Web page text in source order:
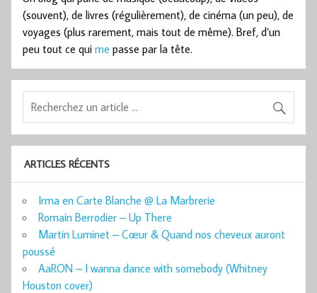
(souvent), de livres (régulièrement), de cinéma (un peu), de
voyages (plus rarement, mais tout de même). Bref, d’un
peu tout ce qui me passe par la tête.
ARTICLES RÉCENTS
Irma en Carte Blanche @ La Marbrerie
Romain Berrodier – Up There
Martin Luminet – Cœur & Quand nos cheveux auront
poussé
AaRON – I wanna dance with somebody (Whitney
Houston cover)